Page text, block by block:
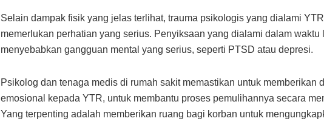
Selain dampak fisik yang jelas terlihat, trauma psikologis yang dialami
memerlukan perhatian yang serius. Penyiksaan yang dialami dalam waktu
menyebabkan gangguan mental yang serius, seperti PTSD atau depresi.
Psikolog dan tenaga medis di rumah sakit memastikan untuk memberikan
emosional kepada YTR, untuk membantu proses pemulihannya secara
Yang terpenting adalah memberikan ruang bagi korban untuk